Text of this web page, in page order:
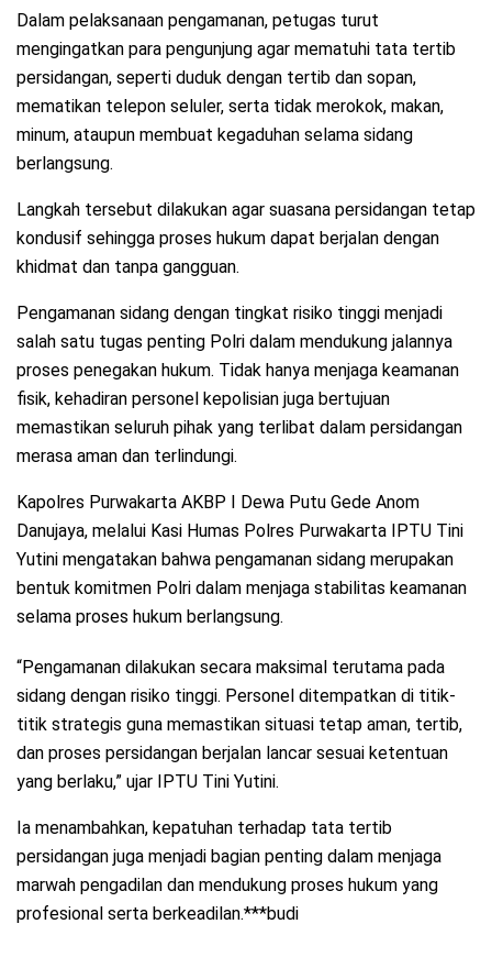
Dalam pelaksanaan pengamanan, petugas turut
mengingatkan para pengunjung agar mematuhi tata tertib
persidangan, seperti duduk dengan tertib dan sopan,
mematikan telepon seluler, serta tidak merokok, makan,
minum, ataupun membuat kegaduhan selama sidang
berlangsung.
Langkah tersebut dilakukan agar suasana persidangan tetap
kondusif sehingga proses hukum dapat berjalan dengan
khidmat dan tanpa gangguan.
Pengamanan sidang dengan tingkat risiko tinggi menjadi
salah satu tugas penting Polri dalam mendukung jalannya
proses penegakan hukum. Tidak hanya menjaga keamanan
fisik, kehadiran personel kepolisian juga bertujuan
memastikan seluruh pihak yang terlibat dalam persidangan
merasa aman dan terlindungi.
Kapolres Purwakarta AKBP I Dewa Putu Gede Anom
Danujaya, melalui Kasi Humas Polres Purwakarta IPTU Tini
Yutini mengatakan bahwa pengamanan sidang merupakan
bentuk komitmen Polri dalam menjaga stabilitas keamanan
selama proses hukum berlangsung.
“Pengamanan dilakukan secara maksimal terutama pada
sidang dengan risiko tinggi. Personel ditempatkan di titik-
titik strategis guna memastikan situasi tetap aman, tertib,
dan proses persidangan berjalan lancar sesuai ketentuan
yang berlaku,” ujar IPTU Tini Yutini.
Ia menambahkan, kepatuhan terhadap tata tertib
persidangan juga menjadi bagian penting dalam menjaga
marwah pengadilan dan mendukung proses hukum yang
profesional serta berkeadilan.***budi